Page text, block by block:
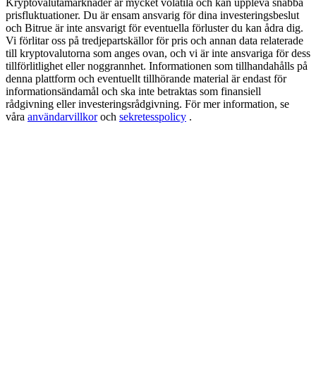
Precious Metals Trading Carnival
Trade Gold & Silver · 33,333 USDT Bonus
USDT New User Exclusive 10% APR
USDT Flexible Staking | Daily Rewards
prisfluktuationer. Du är ensam ansvarig för dina investeringsbeslut
och Bitrue är inte ansvarigt för eventuella förluster du kan ådra dig.
Vi förlitar oss på tredjepartskällor för pris och annan data relaterade
till kryptovalutorna som anges ovan, och vi är inte ansvariga för dess
tillförlitlighet eller noggrannhet. Informationen som tillhandahålls på
denna plattform och eventuellt tillhörande material är endast för
informationsändamål och ska inte betraktas som finansiell
rådgivning eller investeringsrådgivning. För mer information, se
våra användarvillkoroch sekretesspolicy .